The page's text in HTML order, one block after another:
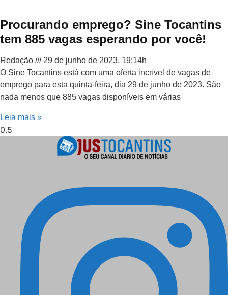
Procurando emprego? Sine Tocantins
tem 885 vagas esperando por você!
Redação
29 de junho de 2023, 19:14h
O Sine Tocantins está com uma oferta incrível de vagas de
emprego para esta quinta-feira, dia 29 de junho de 2023. São
nada menos que 885 vagas disponíveis em várias
Leia mais »